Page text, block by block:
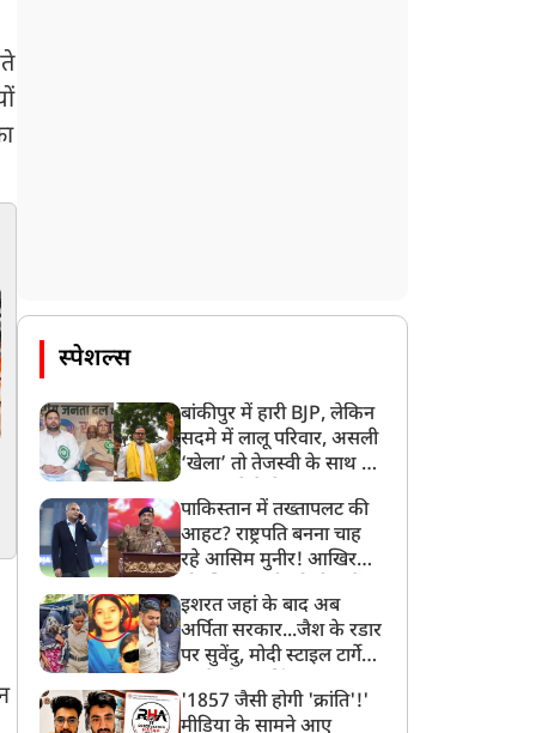
'भारत की पूर्वी सीमा पर बना
एक और पाकिस्तान', शेख
हसीना के बेटे साजीब जॉय ने
बांग्लादेश से सतर्क रहने को
कहा
कोर कमेटी बनते ही CJP में
बवाल, अभिजीत दिपके के घर
के बाहर दो युवाओं ने दिया
धरना, लगाए गंभीर आरोप
स्पेशल्स
बांकीपुर में हारी BJP, लेकिन
सदमे में लालू परिवार, असली
‘खेला’ तो तेजस्वी के साथ हो
पाकिस्तान में तख्तापलट की
आहट? राष्ट्रपति बनना चाह
रहे आसिम मुनीर! आखिर
बनाया मोहरा?
इशरत जहां के बाद अब
अर्पिता सरकार...जैश के रडार
पर सुवेंदु, मोदी स्टाइल टार्गेट
बड़ा एक्शन!
'1857 जैसी होगी 'क्रांति'!'
मीडिया के सामने आए